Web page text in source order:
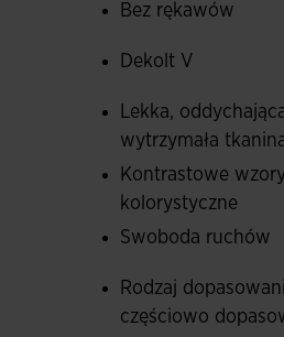
Projekt uzupełniają
kontrastowe logo
Nadruk z logo Joma.
Bez rękawów
Dekolt V
Lekka,
wytrzymała
Kontrastowe
kolorystyczne
Swoboda ruchów
Rodzaj
częściowo